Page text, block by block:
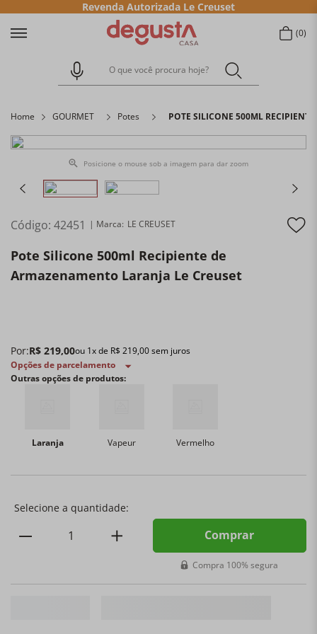
Revenda Autorizada Le Creuset
0
O que você procura hoje?
Home GOURMET Potes POTE SILICONE 500ML
Posicione o mouse sob a imagem para dar zoom
Código: 42451 LE CREUSET
Pote Silicone 500ml Recipiente de
Armazenamento Laranja Le Creuset
Por:R$ 219,00ou 1x de R$ 219,00sem juros
Opções de parcelamento
Outras opções de produtos:
Laranja Vapeur Vermelho
Comprar
Compra 100% segura